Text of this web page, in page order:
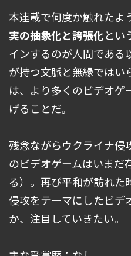
本連載で何度か触れたよ
実の抽象化と誇張化とい
インするのが人間である
が持つ文脈と無縁ではい
は、より多くのビデオゲ
げることだ。
残念ながらウクライナ侵
のビデオゲームはいまだ
る）。再び平和が訪れた
侵攻をテーマにしたビデ
か、注目していきたい。